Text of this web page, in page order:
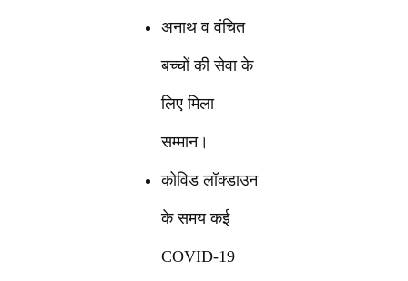
अनाथ व वंचित
बच्चों की सेवा के
लिए मिला
सम्मान।
कोविड लॉक्डाउन
के समय कई
COVID-19